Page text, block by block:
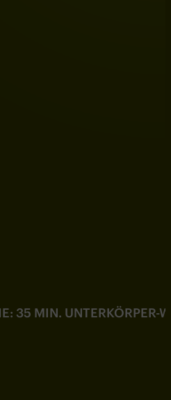
35 MIN. UNTERKÖRPER-